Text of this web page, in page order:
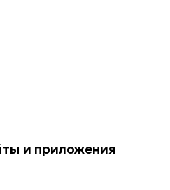
и приложения